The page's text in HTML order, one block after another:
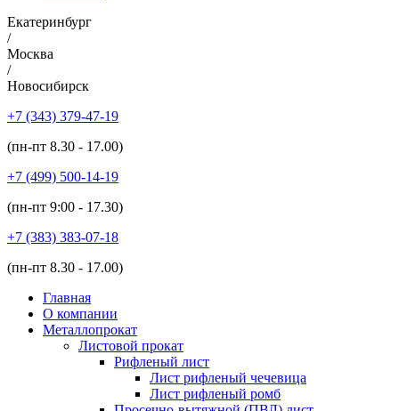
Екатеринбург
/
Москва
/
Новосибирск
+7 (343) 379-47-19
(пн-пт 8.30 - 17.00)
+7 (499) 500-14-19
(пн-пт 9:00 - 17.30)
+7 (383) 383-07-18
(пн-пт 8.30 - 17.00)
Главная
О компании
Металлопрокат
Листовой прокат
Рифленый лист
Лист рифленый чечевица
Лист рифленый ромб